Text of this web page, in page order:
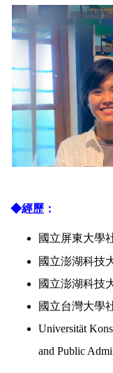
◆經歷：
國立屏東大學
國立澎湖科技
國立澎湖科技
國立台灣大學
Universität
and Public